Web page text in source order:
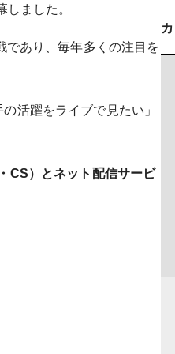
ました。
であり、毎年多くの注目を
活躍をライブで見たい」
CS）とネット配信サービ